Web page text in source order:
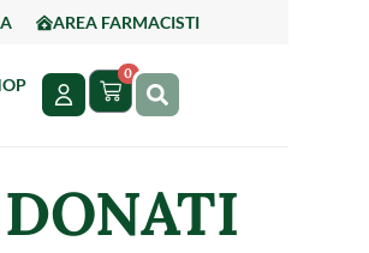
AREA FARMACISTI
0